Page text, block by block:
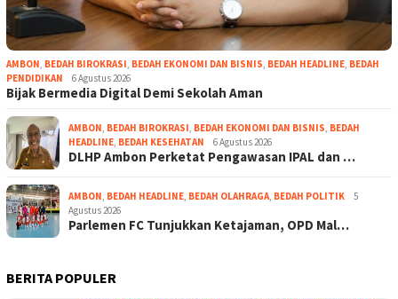
AMBON, BEDAH BIROKRASI, BEDAH EKONOMI DAN BISNIS, BEDAH HEADLINE, BEDAH
PENDIDIKAN
6 Agustus 2026
Bijak Bermedia Digital Demi Sekolah Aman
AMBON, BEDAH BIROKRASI, BEDAH EKONOMI DAN BISNIS, BEDAH
HEADLINE, BEDAH KESEHATAN 6 Agustus 2026
DLHP Ambon Perketat Pengawasan IPAL dan …
AMBON, BEDAH HEADLINE, BEDAH OLAHRAGA, BEDAH POLITIK
5
Agustus 2026
Parlemen FC Tunjukkan Ketajaman, OPD Mal…
BERITA POPULER